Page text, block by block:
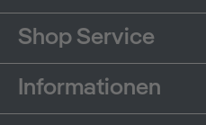
Shop Service
Informationen